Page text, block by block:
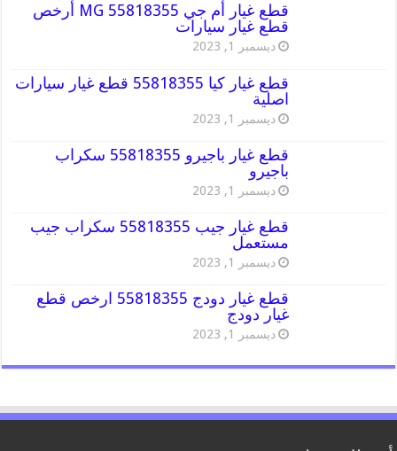
قطع غيار أم جي MG 55818355 أرخص
قطع غيار سيارات
ديسمبر 1, 2023
قطع غيار كيا 55818355 قطع غيار سيارات
اصلية
ديسمبر 1, 2023
قطع غيار باجيرو 55818355 سكراب
باجيرو
ديسمبر 1, 2023
قطع غيار جيب 55818355 سكراب جيب
مستعمل
ديسمبر 1, 2023
قطع غيار دودج 55818355 ارخص قطع
غيار دودج
ديسمبر 1, 2023